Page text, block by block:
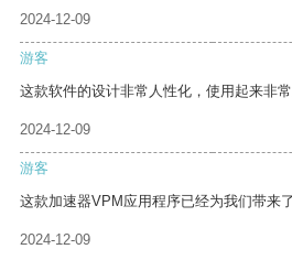
2024-12-09
游客
这款软件的设计非常人性化，使用起来非常
2024-12-09
游客
这款加速器VPM应用程序已经为我们带来
2024-12-09